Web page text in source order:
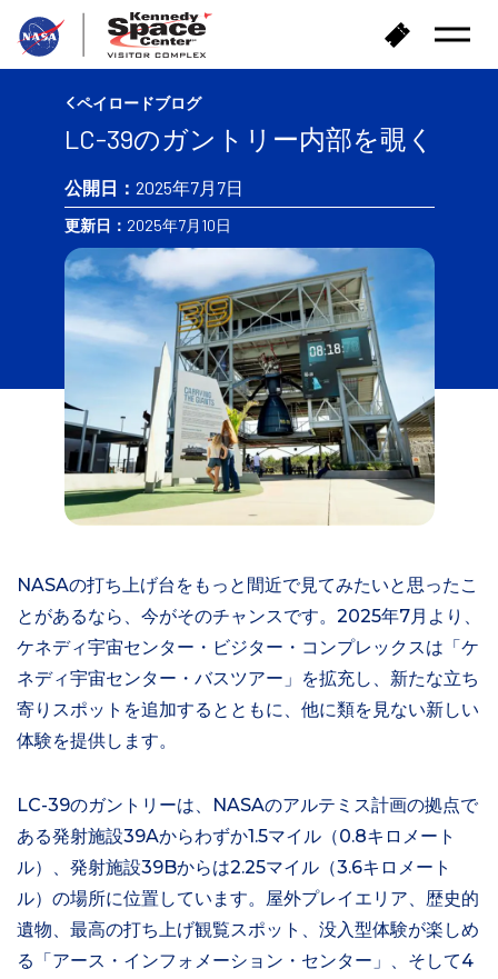
ム
る
入
メ
ペイロードブログ
LC-39のガントリー内部を覗く
公開日： 2025年7月7日
更新日： 2025年7月10日
NASAの打ち上げ台をもっと間近で見てみたいと思ったこ
とがあるなら、今がそのチャンスです。2025年7月より、
ケネディ宇宙センター・ビジター・コンプレックスは「ケ
ネディ宇宙センター・バスツアー」を拡充し、新たな立ち
寄りスポットを追加するとともに、他に類を見ない新しい
体験を提供します。
LC-39のガントリーは、NASAのアルテミス計画の拠点で
ある発射施設39Aからわずか1.5マイル（0.8キロメート
ル）、発射施設39Bからは2.25マイル（3.6キロメート
ル）の場所に位置しています。屋外プレイエリア、歴史的
遺物、最高の打ち上げ観覧スポット、没入型体験が楽しめ
る「アース・インフォメーション・センター」、そして4